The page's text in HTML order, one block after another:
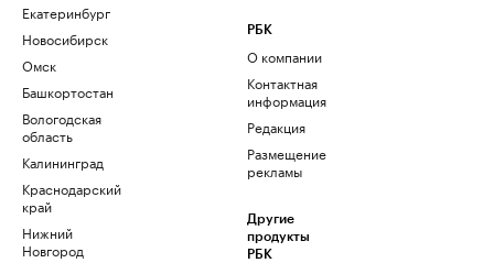
Екатеринбург
Новосибирск
Омск
Башкортостан
Вологодская
область
Калининград
Краснодарский
край
Нижний
Новгород
РБК
О компании
Контактная
информация
Редакция
Размещение
рекламы
Другие
продукты
РБК